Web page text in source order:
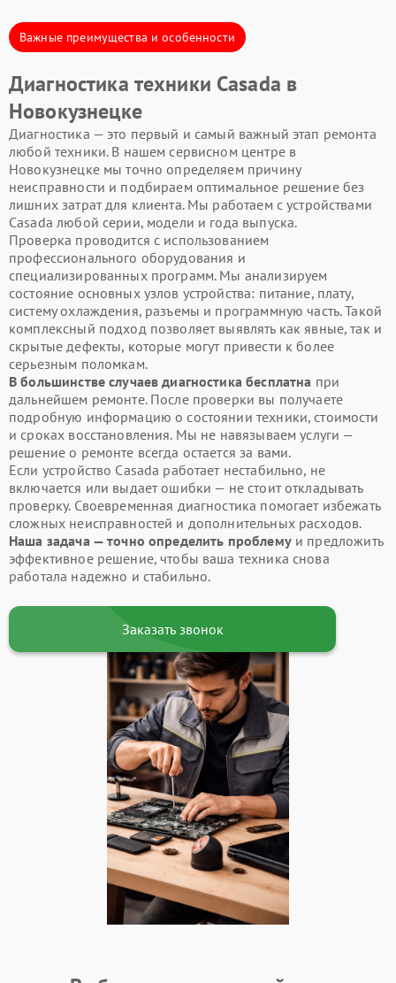
Важные преимущества и особенности
Диагностика техники Casada в
Новокузнецке
Диагностика — это первый и самый важный этап ремонта
любой техники. В нашем сервисном центре в
Новокузнецке мы точно определяем причину
неисправности и подбираем оптимальное решение без
лишних затрат для клиента. Мы работаем с устройствами
Casada любой серии, модели и года выпуска.
Проверка проводится с использованием
профессионального оборудования и
специализированных программ. Мы анализируем
состояние основных узлов устройства: питание, плату,
систему охлаждения, разъемы и программную часть. Такой
комплексный подход позволяет выявлять как явные, так и
скрытые дефекты, которые могут привести к более
серьезным поломкам.
В большинстве случаев диагностика бесплатна при
дальнейшем ремонте. После проверки вы получаете
подробную информацию о состоянии техники, стоимости
и сроках восстановления. Мы не навязываем услуги —
решение о ремонте всегда остается за вами.
Если устройство Casada работает нестабильно, не
включается или выдает ошибки — не стоит откладывать
проверку. Своевременная диагностика помогает избежать
сложных неисправностей и дополнительных расходов.
Наша задача — точно определить проблемуи предложить
эффективное решение, чтобы ваша техника снова
работала надежно и стабильно.
Заказать звонок